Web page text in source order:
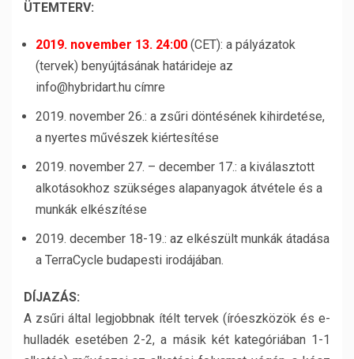
ÜTEMTERV:
2019. november 13. 24:00 (CET): a pályázatok
(tervek) benyújtásának határideje az
info@hybridart.hu címre
2019. november 26.: a zsűri döntésének kihirdetése,
a nyertes művészek kiértesítése
2019. november 27. – december 17.: a kiválasztott
alkotásokhoz szükséges alapanyagok átvétele és a
munkák elkészítése
2019. december 18-19.: az elkészült munkák átadása
a TerraCycle budapesti irodájában.
DÍJAZÁS:
A zsűri által legjobbnak ítélt tervek (íróeszközök és e-
hulladék esetében 2-2, a másik két kategóriában 1-1